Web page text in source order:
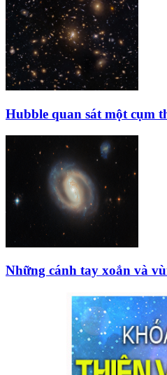
Hubble quan sát một cụm
Những cánh tay xoắn và